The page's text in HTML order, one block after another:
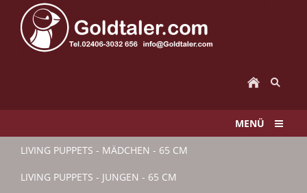
MENÜ
LIVING PUPPETS - MÄDCHEN - 65 CM
LIVING PUPPETS - JUNGEN - 65 CM